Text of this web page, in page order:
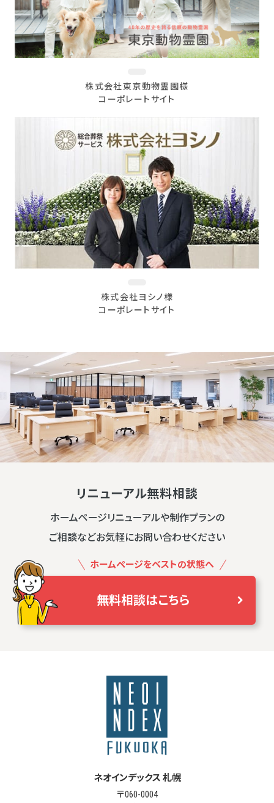
株式会社東京動物霊園様
コーポレートサイト
株式会社ヨシノ様
コーポレートサイト
リニューアル無料相談
ホームページリニューアルや制作プランの
ご相談などお気軽にお問い合わせください
ホームページをベストの状態へ
無料相談はこちら
ネオインデックス 札幌
〒060-0004